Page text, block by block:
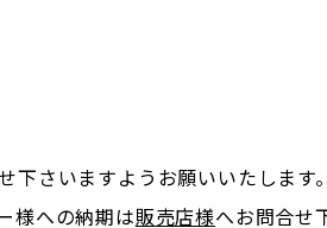
下さいますようお願いいたします。
様への納期は販売店様へお問合せ